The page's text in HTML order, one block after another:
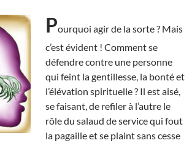
Pourquoi agir de la sorte ? Mais
c’est évident ! Comment se
défendre contre une personne
qui feint la gentillesse, la bonté et
l’élévation spirituelle ? Il est aisé,
se faisant, de refiler à l’autre le
rôle du salaud de service qui fout
la pagaille et se plaint sans cesse